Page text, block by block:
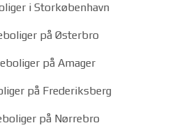
i Storkøbenhavn
på Østerbro
på Amager
på Frederiksberg
på Nørrebro